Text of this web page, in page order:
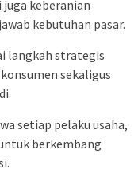
keberanian
kebutuhan pasar.
langkah strategis
sekaligus
setiap pelaku usaha,
berkembang